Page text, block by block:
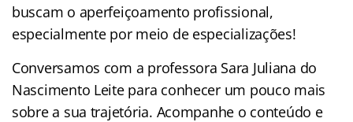
buscam o aperfeiçoamento profissional,
especialmente por meio de especializações!
Conversamos com a professora Sara Juliana do
Nascimento Leite para conhecer um pouco mais
sobre a sua trajetória. Acompanhe o conteúdo e